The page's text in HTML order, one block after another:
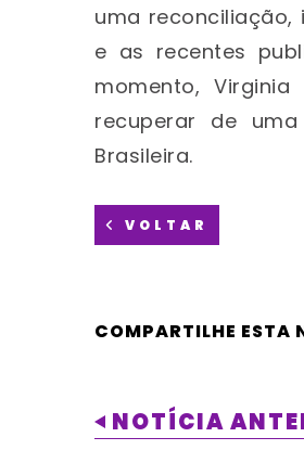
uma
e as recentes
momento,
recuperar de
Brasileira.
VOLTAR
COMPARTILHE ESTA
NOTÍCIA